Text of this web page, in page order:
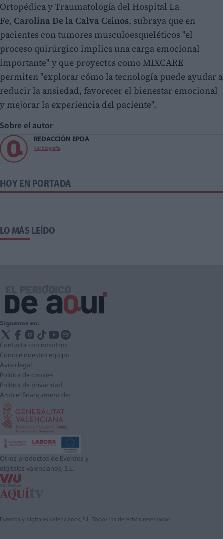
Ortopédica y Traumatología del Hospital La
Fe, Carolina De la Calva Ceinos, subraya que en
pacientes con tumores musculoesqueléticos "el
proceso quirúrgico implica una carga emocional
importante" y que proyectos como MIXCARE
permiten "explorar cómo la tecnología puede ayudar a
reducir la ansiedad, favorecer el bienestar emocional
y mejorar la experiencia del paciente".
Sobre el autor
REDACCIÓN EPDA
Ver biografía
HOY EN PORTADA
LO MÁS LEÍDO
Síguenos en:
Contacta con nosotros
Conoce nuestro equipo
Aviso legal
Política de cookies
Política de privacidad
Amb el finançament de:
Otros productos de Eventos y
digitales valencianos, S.L.
Eventos y digitales valencianos, S.L. Todos los derechos reservados